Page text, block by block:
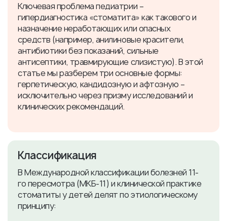
Ключевая проблема педиатрии –
гипердиагностика «стоматита» как такового и
назначение неработающих или опасных
средств (например, анилиновые красители,
антибиотики без показаний, сильные
антисептики, травмирующие слизистую). В этой
статье мы разберем три основные формы:
герпетическую, кандидозную и афтозную –
исключительно через призму исследований и
клинических рекомендаций.
Классификация
В Международной классификации болезней 11-
го пересмотра (МКБ-11) и клинической практике
стоматиты у детей делят по этиологическому
принципу: